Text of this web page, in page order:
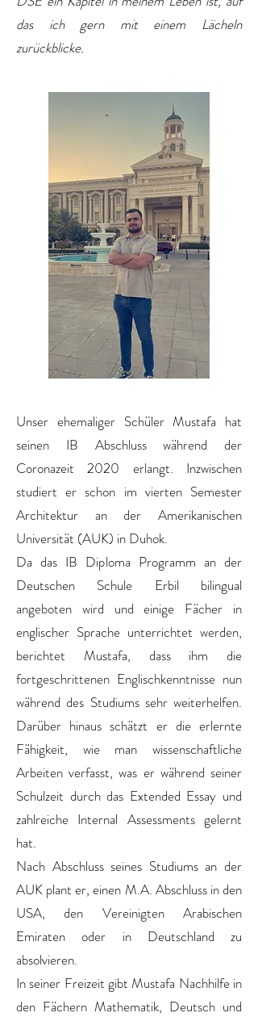
das ich gern mit einem Lächeln
zurückblicke.
Unser ehemaliger Schüler Mustafa hat
seinen IB Abschluss während der
Coronazeit 2020 erlangt. Inzwischen
studiert er schon im vierten Semester
Architektur an der Amerikanischen
Universität (AUK) in Duhok.
Da das IB Diploma Programm an der
Deutschen Schule Erbil bilingual
angeboten wird und einige Fächer in
englischer Sprache unterrichtet werden,
berichtet Mustafa, dass ihm die
fortgeschrittenen Englischkenntnisse nun
während des Studiums sehr weiterhelfen.
Darüber hinaus schätzt er die erlernte
Fähigkeit, wie man wissenschaftliche
Arbeiten verfasst, was er während seiner
Schulzeit durch das Extended Essay und
zahlreiche Internal Assessments gelernt
hat.
Nach Abschluss seines Studiums an der
AUK plant er, einen M.A. Abschluss in den
USA, den Vereinigten Arabischen
Emiraten oder in Deutschland zu
absolvieren.
In seiner Freizeit gibt Mustafa Nachhilfe in
den Fächern Mathematik, Deutsch und